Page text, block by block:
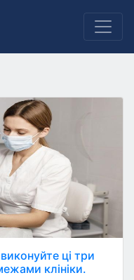
ці три
клініки.